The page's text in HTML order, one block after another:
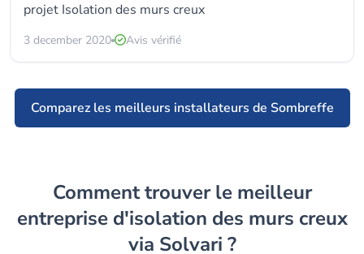
projet Isolation des murs creux
3 december 2020 Avis vérifié
Comparez les meilleurs installateurs de Sombreffe
Comment trouver le meilleur
entreprise d'isolation des murs creux
via Solvari ?